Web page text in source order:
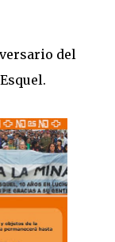
del